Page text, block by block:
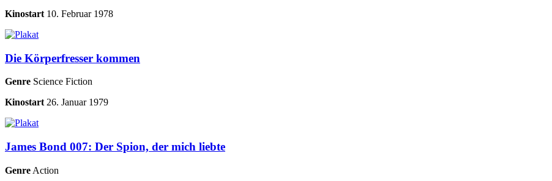
Kinostart 10. Februar 1978
Die Körperfresser kommen
Genre Science Fiction
Kinostart 26. Januar 1979
James Bond 007: Der Spion, der mich liebte
Genre Action